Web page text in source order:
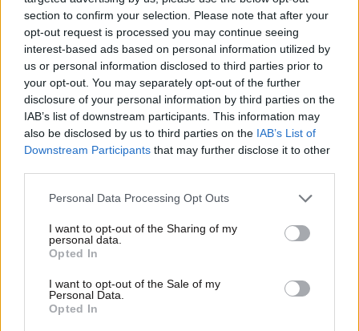
section to confirm your selection. Please note that after your
opt-out request is processed you may continue seeing
interest-based ads based on personal information utilized by
us or personal information disclosed to third parties prior to
your opt-out. You may separately opt-out of the further
disclosure of your personal information by third parties on the
IAB’s list of downstream participants. This information may
also be disclosed by us to third parties on the IAB’s List of
Downstream Participants that may further disclose it to other
Please note that this website/app uses one or more Google
not limited to your visit or usage behaviour. You may click to
grant or deny consent to Google and its third-party tags to
use your data for below specified purposes in below Google
consent section.
Personal Data Processing Opt Outs
I want to opt-out of the Sharing of my
personal data.
Opted In
I want to opt-out of the Sale of my
Personal Data.
Opted In
23·10·2025 21:22
Ο Ντόναλντ Τραμπ συμφώνησε να μην στείλει